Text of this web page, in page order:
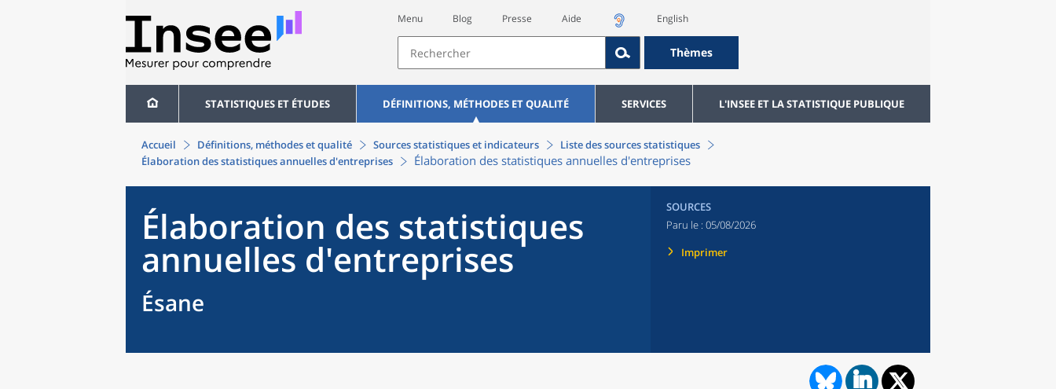
Menu Blog Presse Aide English
Thèmes
STATISTIQUES ET ÉTUDES DÉFINITIONS, MÉTHODES ET QUALITÉ SERVICES L'INSEE ET LA STATISTIQUE PUBLIQUE
Accueil Définitions, méthodes et qualité Sources statistiques et indicateurs
Liste des sources statistiques
Élaboration des statistiques annuelles d'entreprises
Élaboration des statistiques annuelles d'entreprises
Élaboration des statistiques
annuelles d'entreprises
Ésane
SOURCES
Paru le : 05/08/2026
Imprimer